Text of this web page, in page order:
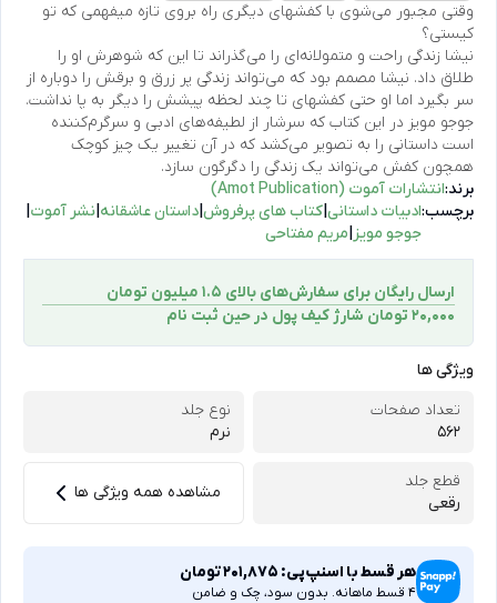
وقتی مجبور می‌شوی با کفشهای دیگری راه بروی تازه میفهمی که تو
کیستی؟
نیشا زندگی راحت و متمولانه‌ای را می‌گذراند تا این که شوهرش او را
طلاق داد. نیشا مصمم بود که می‌تواند زندگی پر زرق و برقش را دوباره از
سر بگیرد اما او حتی کفشهای تا چند لحظه پیشش را دیگر به پا نداشت.
جوجو مویز در این کتاب که سرشار از لطیفه‌های ادبی و سرگرم‌کننده
است داستانی را به تصویر می‌کشد که در آن تغییر یک چیز کوچک
همچون کفش می‌تواند یک زندگی را دگرگون سازد.
برند:انتشارات آموت (Amot Publication)
برچسب:ادبیات داستانی كتاب های پرفروش داستان عاشقانه نشر آموت
جوجو مویز مریم مفتاحی
ارسال رایگان برای سفارش‌های بالای 1.5 میلیون تومان
۲۰,۰۰۰ تومان شارژ کیف پول در حین ثبت ‌نام
ویژگی ها
تعداد صفحات
562
نوع جلد
نرم
قطع جلد
رقعی
مشاهده همه ویژگی ها
هر قسط با اسنپ‌پی: 201,875تومان
4 قسط ماهانه. بدون سود، چک و ضامن